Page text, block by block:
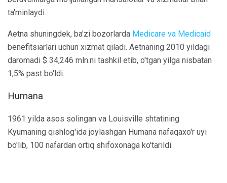
ta'minlaydi.
Aetna shuningdek, ba'zi bozorlarda Medicare va Medicaid
benefitsiarlari uchun xizmat qiladi. Aetnaning 2010 yildagi
daromadi $ 34,246 mln.ni tashkil etib, o'tgan yilga nisbatan
1,5% past bo'ldi.
Humana
1961 yilda asos solingan va Louisville shtatining
Kyumaning qishlog'ida joylashgan Humana nafaqaxo'r uyi
bo'lib, 100 nafardan ortiq shifoxonaga ko'tarildi.